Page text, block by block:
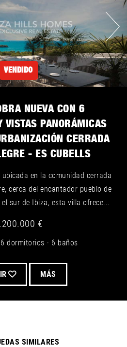
VENDIDO
NUEVA CON 6
VISTAS PANORÁMICAS
CERRADA
- ES CUBELLS
en la comunidad cerrada
cerca del encantador pueblo de
el sur de Ibiza, esta villa ofrece...
€
6 dormitorios 6 baños
MÁS
SIMILARES